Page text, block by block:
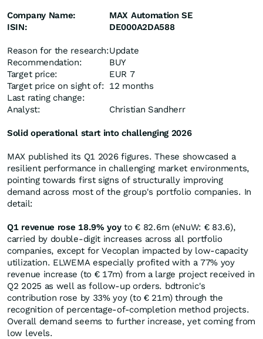
Company Name:
MAX Automation SE
ISIN:
DE000A2DA588
Reason for the research:Update
Recommendation:
BUY
Target price:
EUR 7
Target price on sight of: 12 months
Last rating change:
Analyst:
Christian Sandherr
Solid operational start into challenging 2026
MAX published its Q1 2026 figures. These showcased a
resilient performance in challenging market environments,
pointing towards first signs of structurally improving
demand across most of the group's portfolio companies. In
detail:
Q1 revenue rose 18.9% yoyto € 82.6m (eNuW: € 83.6),
carried by double-digit increases across all portfolio
companies, except for Vecoplan impacted by low-capacity
utilization. ELWEMA especially profited with a 77% yoy
revenue increase (to € 17m) from a large project received in
Q2 2025 as well as follow-up orders. bdtronic's
contribution rose by 33% yoy (to € 21m) through the
recognition of percentage-of-completion method projects.
Overall demand seems to further increase, yet coming from
low levels.